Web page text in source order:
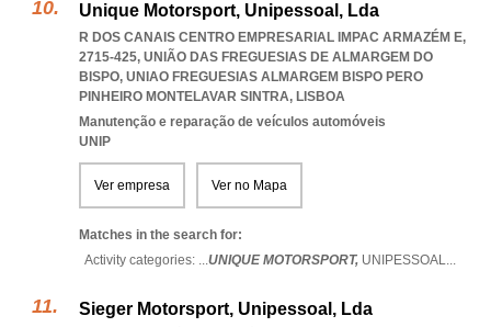
Unique Motorsport, Unipessoal, Lda
R DOS CANAIS CENTRO EMPRESARIAL IMPAC ARMAZÉM E,
2715-425, UNIÃO DAS FREGUESIAS DE ALMARGEM DO
BISPO, UNIAO FREGUESIAS ALMARGEM BISPO PERO
PINHEIRO MONTELAVAR SINTRA, LISBOA
Manutenção e reparação de veículos automóveis
UNIP
Ver empresa Ver no Mapa
Matches in the search for:
Activity categories: ...UNIQUE MOTORSPORT, UNIPESSOAL...
Sieger Motorsport, Unipessoal, Lda